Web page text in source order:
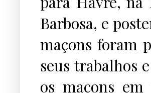
Barbosa, e
maçons foram
seus trabalhos
os maçons